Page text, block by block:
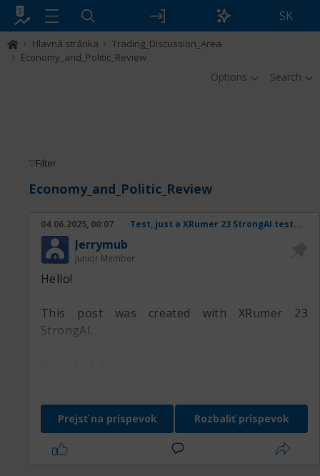
SK
Hlavná stránka
Trading_Discussion_Area
Economy_and_Politic_Review
Options Search
Filter
Economy_and_Politic_Review
04.06.2025, 00:07 Test, just a XRumer 23 StrongAI test...
Jerrymub
Junior Member
Hello!
This post was created with XRumer 23
StrongAI.
Prejsť na príspevok Rozbaliť príspevok